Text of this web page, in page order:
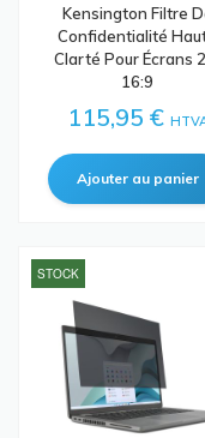
Kensington Filtre
Confidentialité
Clarté Pour Écrans
16:9
115,95 €
STOCK